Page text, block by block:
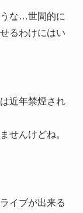
な…世間的に
るわけにはい
近年禁煙され
せんけどね。
イブが出来る